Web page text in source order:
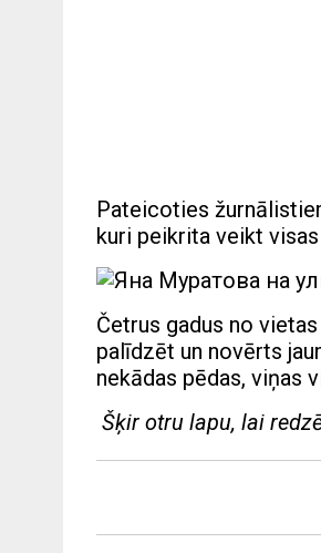
Pateicoties
kuri peikrita veikt
Četrus gadus no
palīdzēt un novērts
nekādas pēdas, viņas
Šķir otru lapu, lai